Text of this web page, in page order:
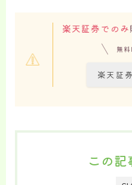
楽天証券でのみ
無
楽天証
この記